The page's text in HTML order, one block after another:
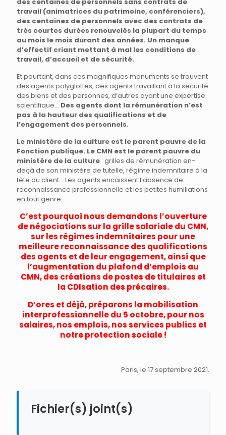
travail (animatrices du patrimoine, conférenciers),
des centaines de personnels avec des contrats de
très courtes durées renouvelés la plupart du temps
au mois le mois durant des années. Un manque
d’effectif criant mettant à mal les conditions de
travail, d’accueil et de sécurité.
Et pourtant, dans ces magnifiques monuments se trouvent
des agents polyglottes, des agents travaillant à la sécurité
des biens et des personnes, d’autres ayant une expertise
scientifique… Des agents dont la rémunération n’est
pas à la hauteur des qualifications et de
l’engagement des personnels.
Le ministère de la culture est le parent pauvre de la
Fonction publique. Le CMN est le parent pauvre du
ministère de la culture : grilles de rémunération en-
deçà de son ministère de tutelle, régime indemnitaire à la
tête du client… Les agents encaissent l’absence de
reconnaissance professionnelle et les petites humiliations
en tout genre.
C’est pourquoi nous demandons l’ouverture
de négociations sur la grille salariale du CMN,
sur les régimes indemnitaires pour une
meilleure reconnaissance des qualifications
des agents et de leur engagement, ainsi que
l’augmentation du plafond d’emplois au
CMN, des créations de postes de titulaires et
la CDIsation des précaires.
D’ores et déjà, préparons la mobilisation
interprofessionnelle du 5 octobre, pour nos
salaires, nos emplois, nos services publics et
notre protection sociale !
Paris, le 17 septembre 2021.
Fichier(s) joint(s)